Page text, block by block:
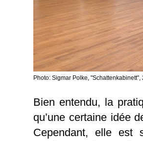
Photo: Sigmar Polke,
Bien entendu, la
qu’une certaine idée
Cependant, elle est